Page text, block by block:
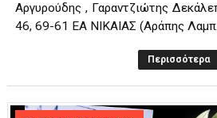
Αργυρούδης , Γαραντζιώτης
46, 69-61 ΕΑ ΝΙΚΑΙΑΣ (Αράπης
Περισσότερα